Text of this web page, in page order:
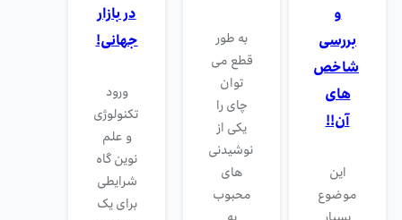
و
بررسی
شاخص
های
آن!!
این
موضوع
به طور
قطع می
توان
چای را
یکی از
نوشیدنی
های
محبوب
در بازار
جهانی!
ورود
تکنولوژی
و علم
نوین گاه
شرایطی
برای یک